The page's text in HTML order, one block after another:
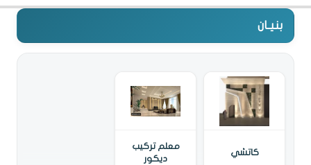
بنيـان
كاتشي
معلم تركيب
ديكور